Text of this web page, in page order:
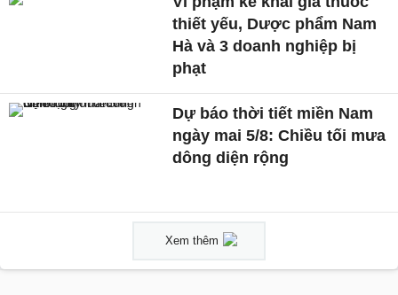
thiết yếu, Dược phẩm Nam
Hà và 3 doanh nghiệp bị
phạt
Dự báo thời tiết miền Nam
ngày mai 5/8: Chiều tối mưa
dông diện rộng
Xem thêm